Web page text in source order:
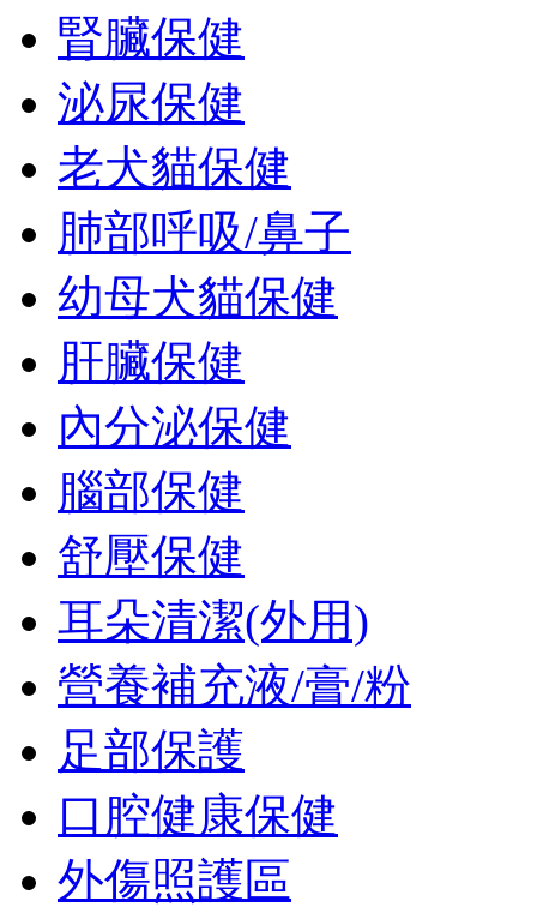
腎臟保健
泌尿保健
老犬貓保健
肺部呼吸/鼻子
幼母犬貓保健
肝臟保健
內分泌保健
腦部保健
舒壓保健
耳朵清潔(外用)
營養補充液/膏/粉
足部保護
口腔健康保健
外傷照護區